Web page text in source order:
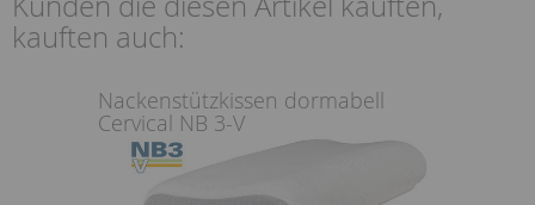
kauften auch:
Nackenstützkissen dormabell
Cervical NB 3-V